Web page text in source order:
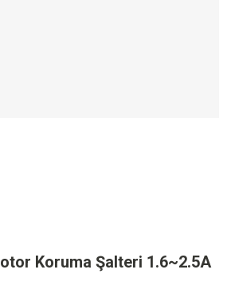
Koruma Şalteri 1.6~2.5A